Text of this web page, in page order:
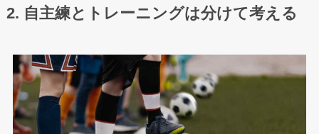
2. 自主練とトレーニングは分けて考える